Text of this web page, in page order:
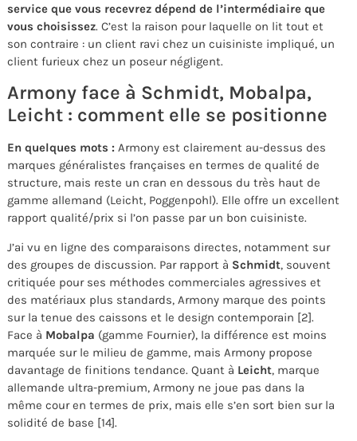
service que vous recevrez dépend de l’intermédiaire que
vous choisissez. C’est la raison pour laquelle on lit tout et
son contraire : un client ravi chez un cuisiniste impliqué, un
client furieux chez un poseur négligent.
Armony face à Schmidt, Mobalpa,
Leicht : comment elle se positionne
En quelques mots : Armony est clairement au-dessus des
marques généralistes françaises en termes de qualité de
structure, mais reste un cran en dessous du très haut de
gamme allemand (Leicht, Poggenpohl). Elle offre un excellent
rapport qualité/prix si l’on passe par un bon cuisiniste.
J’ai vu en ligne des comparaisons directes, notamment sur
des groupes de discussion. Par rapport à Schmidt, souvent
critiquée pour ses méthodes commerciales agressives et
des matériaux plus standards, Armony marque des points
sur la tenue des caissons et le design contemporain [2].
Face à Mobalpa (gamme Fournier), la différence est moins
marquée sur le milieu de gamme, mais Armony propose
davantage de finitions tendance. Quant à Leicht, marque
allemande ultra-premium, Armony ne joue pas dans la
même cour en termes de prix, mais elle s’en sort bien sur la
solidité de base [14].